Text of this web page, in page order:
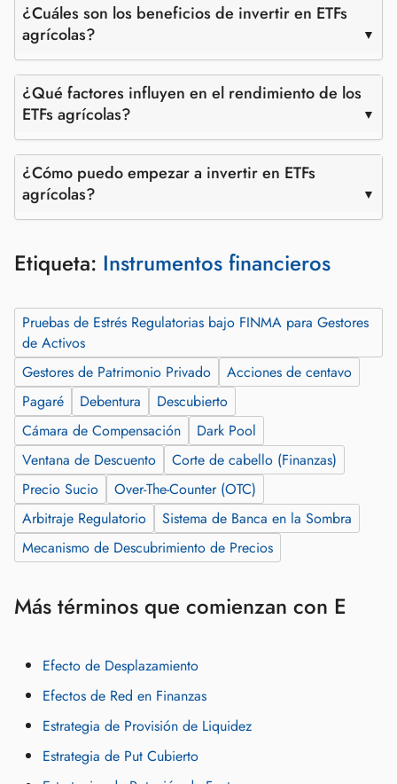
¿Cuáles son los beneficios de invertir en ETFs
agrícolas?
¿Qué factores influyen en el rendimiento de los
ETFs agrícolas?
¿Cómo puedo empezar a invertir en ETFs
agrícolas?
Etiqueta: Instrumentos financieros
Pruebas de Estrés Regulatorias bajo FINMA para Gestores
de Activos
Gestores de Patrimonio Privado
Acciones de centavo
Pagaré
Debentura
Descubierto
Cámara de Compensación
Dark Pool
Ventana de Descuento
Corte de cabello (Finanzas)
Precio Sucio
Over-The-Counter (OTC)
Arbitraje Regulatorio
Sistema de Banca en la Sombra
Mecanismo de Descubrimiento de Precios
Más términos que comienzan con E
Efecto de Desplazamiento
Efectos de Red en Finanzas
Estrategia de Provisión de Liquidez
Estrategia de Put Cubierto